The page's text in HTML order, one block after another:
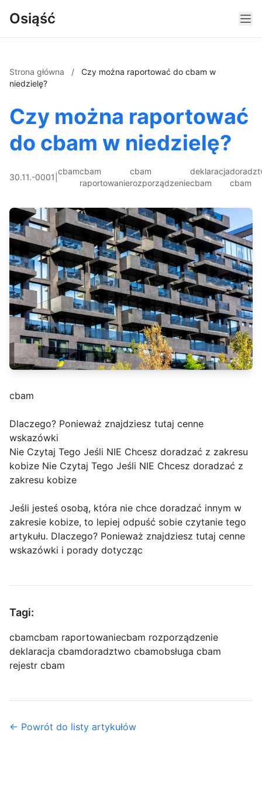
Osiąść
Strona główna /
Czy można raportować do cbam w
niedzielę?
Czy można raportować
do cbam w niedzielę?
30.11.-0001
cbamcbam
raportowanie
cbam
rozporządzenie
deklaracja
cbam
cbam
cbam
Dlaczego? Ponieważ znajdziesz tutaj cenne
wskazówki
Nie Czytaj Tego Jeśli NIE Chcesz doradzać z zakresu
kobize Nie Czytaj Tego Jeśli NIE Chcesz doradzać z
zakresu kobize
Jeśli jesteś osobą, która nie chce doradzać innym w
zakresie kobize, to lepiej odpuść sobie czytanie tego
artykułu. Dlaczego? Ponieważ znajdziesz tutaj cenne
wskazówki i porady dotycząc
Tagi:
cbamcbam raportowaniecbam rozporządzenie
deklaracja cbamdoradztwo cbamobsługa cbam
rejestr cbam
← Powrót do listy artykułów